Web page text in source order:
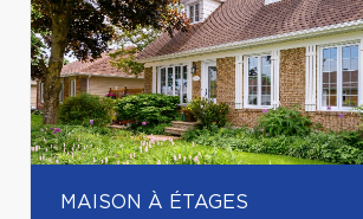
MAISON À ÉTAGES